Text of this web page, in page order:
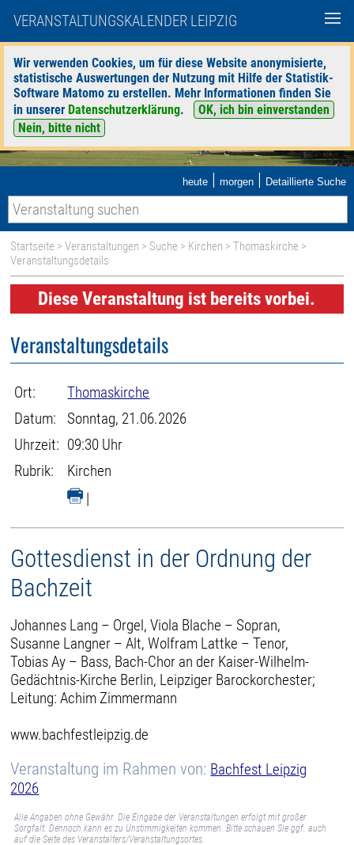
VERANSTALTUNGSKALENDER LEIPZIG
Wir verwenden Cookies, um für diese Website anonymisierte,
statistische Auswertungen der Nutzung mit Hilfe der Statistik-
Software Matomo zu erstellen. Mehr Informationen finden Sie
in unserer Datenschutzerklärung.
OK, ich bin einverstanden
Nein, bitte nicht
heute | morgen | Detaillierte Suche
Startseite >Veranstaltungen > Suche > Kirchen >Thomaskirche >
Veranstaltungsdetails
Diese Veranstaltung ist bereits vorbei.
Veranstaltungsdetails
Ort:
Thomaskirche
Datum:
Sonntag, 21.06.2026
Uhrzeit: 09:30 Uhr
Rubrik:
Kirchen
|
Gottesdienst in der Ordnung der
Bachzeit
Johannes Lang – Orgel, Viola Blache – Sopran,
Susanne Langner – Alt, Wolfram Lattke – Tenor,
Tobias Ay – Bass, Bach-Chor an der Kaiser-Wilhelm-
Gedächtnis-Kirche Berlin, Leipziger Barockorchester;
Leitung: Achim Zimmermann
www.bachfestleipzig.de
Veranstaltung im Rahmen von: Bachfest Leipzig
2026
Alle Angaben ohne Gewähr. Die Eingabe der Veranstaltungen erfolgt mit großer
Sorgfalt. Dennoch kann es zu Unstimmigkeiten kommen. Bitte schauen Sie ggf. auch
auf die Seite des Veranstalters/Veranstaltungsortes.